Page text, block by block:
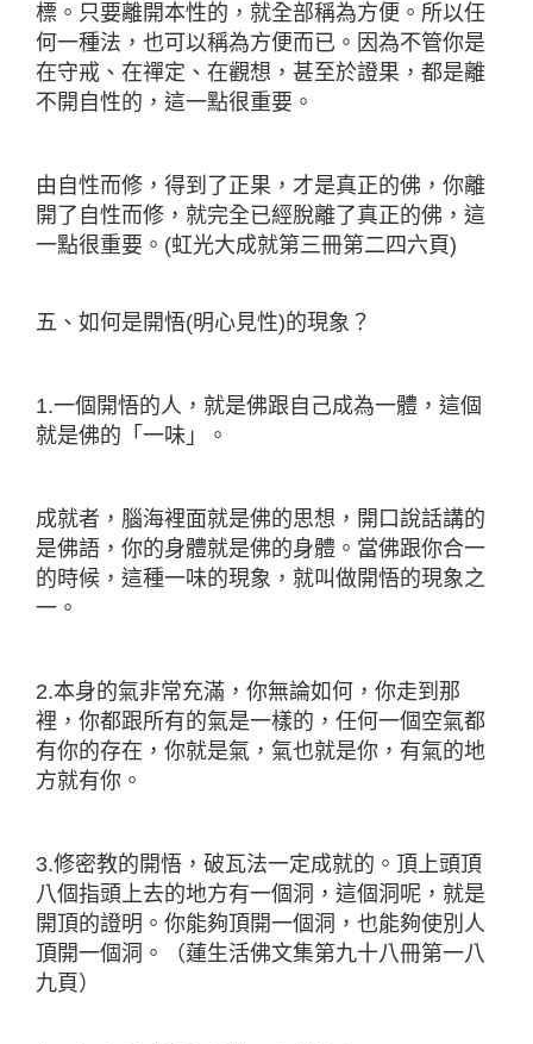
標。只要離開本性的，就全部稱為方便。所以任
何一種法，也可以稱為方便而已。因為不管你是
在守戒、在禪定、在觀想， 甚至於證果，都是離
不開自性的，這一點很重要。
由自性而修，得到了正果，才是真正的佛，你離
開了自性而修，就完全已經脫離了真正的佛，這
一點很重要。(虹光大成就第三冊第二四六頁)
五、如何是開悟(明心見性)的現象？
1.一個開悟的人，就是佛跟自己成為一體，這個
就是佛的「一味」。
成就者，腦海裡面就是佛的思想，開口說話講的
是佛語，你的身體就是佛的身體。當佛跟你合一
的時候，這種一味的現象，就叫做開悟的現象之
一。
2.本身的氣非常充滿，你無論如何，你走到那
裡，你都跟所有的氣是一樣的，任何一個空氣都
有你的存在，你就是氣，氣也就是你，有氣的地
方就有你。
3.修密教的開悟，破瓦法一定成就的。頂上頭頂
八個指頭上去的地方有一個洞，這個洞呢，就是
開頂的證明。你能夠頂開一個洞，也能夠使別人
頂開一個洞。（蓮生活佛文集第九十八冊第一八
九頁）